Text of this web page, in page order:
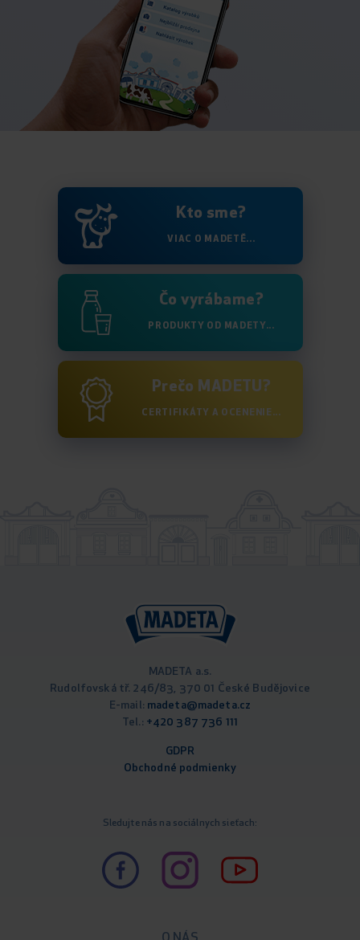
Kto sme?
VIAC O MADETĚ...
Čo vyrábame?
PRODUKTY OD MADETY...
Prečo MADETU?
CERTIFIKÁTY A OCENENIE...
MADETA a.s.
Rudolfovská tř. 246/83, 370 01 České Budějovice
E-mail: madeta@madeta.cz
Tel.: +420 387 736 111
GDPR
Obchodné podmienky
Sledujte nás na sociálnych sieťach: